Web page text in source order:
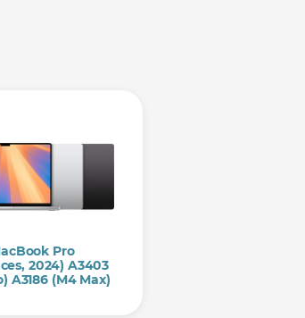
Pro
2024) A3403
A3186 (M4 Max)